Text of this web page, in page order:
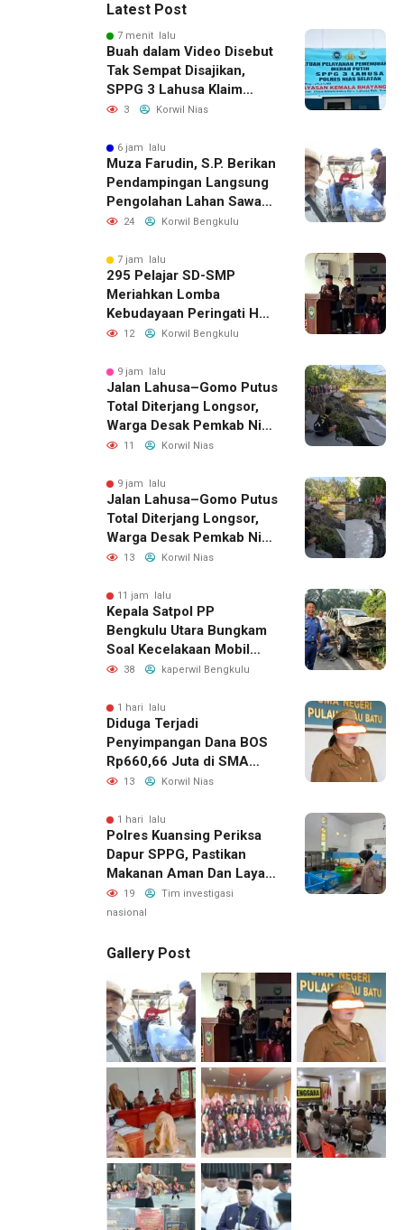
Latest Post
7 menit lalu
Buah dalam Video Disebut
Tak Sempat Disajikan,
SPPG 3 Lahusa Klaim
Langsung Ganti dan
3 Korwil Nias
6 jam lalu
Muza Farudin, S.P. Berikan
Pendampingan Langsung
Pengolahan Lahan Sawah
di Seginim
24 Korwil Bengkulu
7 jam lalu
295 Pelajar SD-SMP
Meriahkan Lomba
Kebudayaan Peringati HUT
RI Ke-81 di Bengkulu
12 Korwil Bengkulu
9 jam lalu
Jalan Lahusa–Gomo Putus
Total Diterjang Longsor,
Warga Desak Pemkab Nias
Selatan Bergerak Cepat
11 Korwil Nias
9 jam lalu
Jalan Lahusa–Gomo Putus
Total Diterjang Longsor,
Warga Desak Pemkab Nias
Selatan Bergerak Cepat
13 Korwil Nias
11 jam lalu
Kepala Satpol PP
Bengkulu Utara Bungkam
Soal Kecelakaan Mobil
Dinas yang Dikemudikan
38 kaperwil Bengkulu
1 hari lalu
Diduga Terjadi
Penyimpangan Dana BOS
Rp660,66 Juta di SMA
Negeri 1 Pulau-Pulau
Belanja Bernilai Besar Jadi
Sorotan; LSM GEMPUR
Siapkan Laporan ke
Kejaksaan
13 Korwil Nias
1 hari lalu
Polres Kuansing Periksa
Dapur SPPG, Pastikan
Makanan Aman Dan Layak
Dikonsumsi
19
Tim investigasi
nasional
Gallery Post